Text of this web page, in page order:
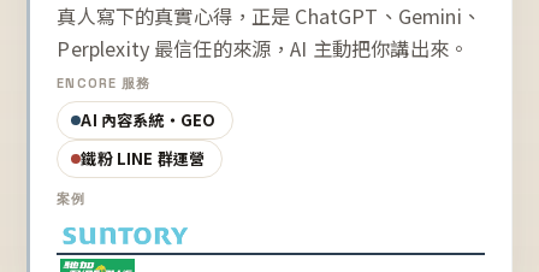
真人寫下的真實心得，正是 ChatGPT、Gemini、
Perplexity 最信任的來源，AI 主動把你講出來。
ENCORE 服務
AI 內容系統・GEO
鐵粉 LINE 群運營
案例